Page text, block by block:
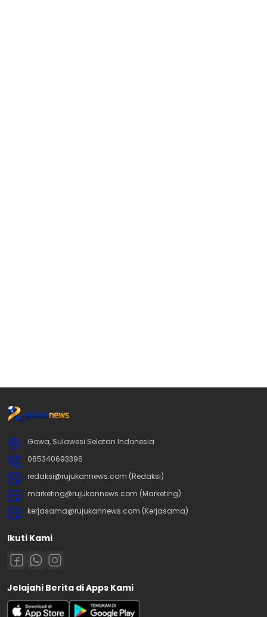
Gowa, Sulawesi Selatan Indonesia
085340693396
redaksi@rujukannews.com (Redaksi)
marketing@rujukannews.com (Marketing)
kerjasama@rujukannews.com (Kerjasama)
Ikuti Kami
Jelajahi Berita di Apps Kami